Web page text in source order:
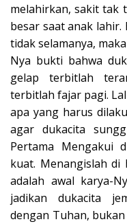
melahirkan, sakit tak
besar saat anak
tidak selamanya,
Nya bukti bahwa
gelap terbitlah
terbitlah fajar pagi.
apa yang harus
agar dukacita
Pertama Mengakui
kuat. Menangislah di
adalah awal karya-
jadikan dukacita
dengan Tuhan,